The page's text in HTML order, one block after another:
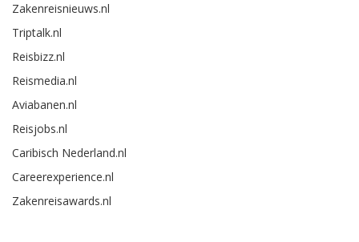
Zakenreisnieuws.nl
Triptalk.nl
Reisbizz.nl
Reismedia.nl
Aviabanen.nl
Reisjobs.nl
Caribisch Nederland.nl
Careerexperience.nl
Zakenreisawards.nl